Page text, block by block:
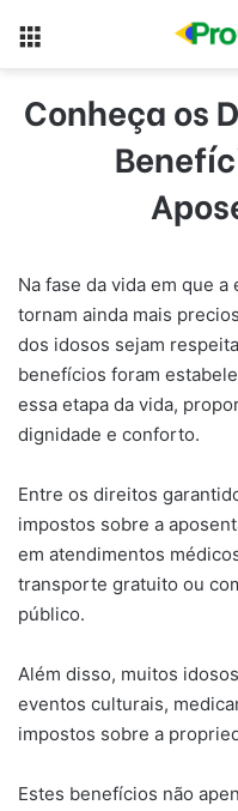
Conheça os
Na fase da vida em que
tornam ainda mais
dos idosos sejam
benefícios foram
essa etapa da vida,
dignidade e conforto.
Entre os direitos
impostos sobre a
em atendimentos
transporte gratuito ou
público.
Além disso, muitos
eventos culturais,
impostos sobre a
Estes benefícios não